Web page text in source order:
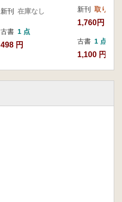
新刊 在庫なし
古書 1 点
498 円
新刊 取り寄せ
1,760円
古書 1 点
1,100 円